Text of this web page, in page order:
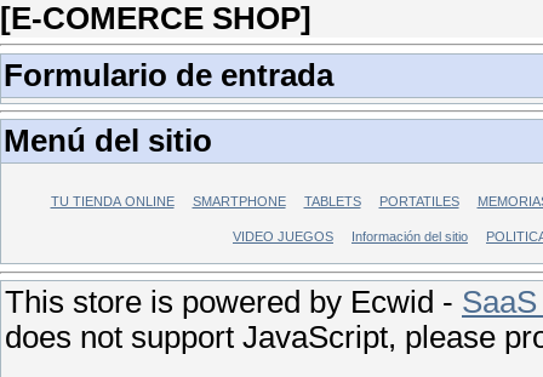
[E-COMERCE SHOP]
Formulario de entrada
Menú del sitio
TU TIENDA ONLINE SMARTPHONE TABLETS PORTATILES
VIDEO JUEGOS Información del sitio
This store is powered by Ecwid -
does not support JavaScript, please